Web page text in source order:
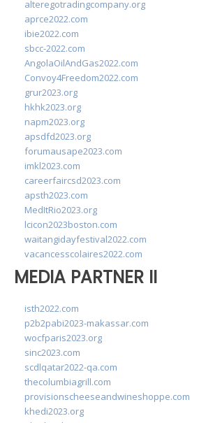
alteregotradingcompany.org
aprce2022.com
ibie2022.com
sbcc-2022.com
AngolaOilAndGas2022.com
Convoy4Freedom2022.com
grur2023.org
hkhk2023.org
napm2023.org
apsdfd2023.org
forumausape2023.com
imkl2023.com
careerfaircsd2023.com
apsth2023.com
MedItRio2023.org
lcicon2023boston.com
waitangidayfestival2022.com
vacancesscolaires2022.com
MEDIA PARTNER II
isth2022.com
p2b2pabi2023-makassar.com
wocfparis2023.org
sinc2023.com
scdlqatar2022-qa.com
thecolumbiagrill.com
provisionscheeseandwineshoppe.com
khedi2023.org